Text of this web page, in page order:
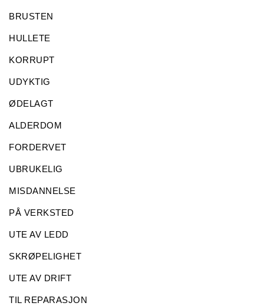
BRUSTEN
HULLETE
KORRUPT
UDYKTIG
ØDELAGT
ALDERDOM
FORDERVET
UBRUKELIG
MISDANNELSE
PÅ VERKSTED
UTE AV LEDD
SKRØPELIGHET
UTE AV DRIFT
TIL REPARASJON